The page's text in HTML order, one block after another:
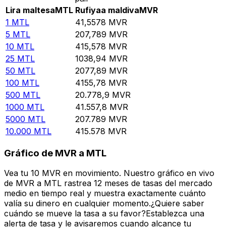
Lira maltesaMTL Rufiyaa maldivaMVR
1 MTL 41,5578 MVR
5 MTL 207,789 MVR
10 MTL 415,578 MVR
25 MTL 1038,94 MVR
50 MTL 2077,89 MVR
100 MTL 4155,78 MVR
500 MTL 20.778,9 MVR
1000 MTL 41.557,8 MVR
5000 MTL 207.789 MVR
10.000 MTL 415.578 MVR
Gráfico de MVR a MTL
Vea tu 10 MVR en movimiento. Nuestro gráfico en vivo
de MVR a MTL rastrea 12 meses de tasas del mercado
medio en tiempo real y muestra exactamente cuánto
valía su dinero en cualquier momento.¿Quiere saber
cuándo se mueve la tasa a su favor?Establezca una
alerta de tasa y le avisaremos cuando alcance tu